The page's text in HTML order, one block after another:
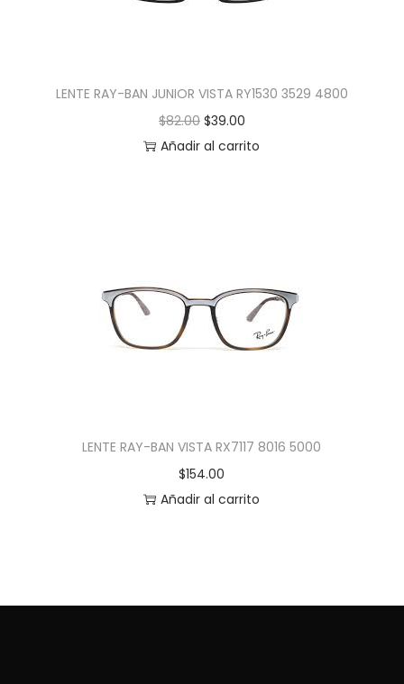
LENTE RAY-BAN JUNIOR VISTA RY1530 3529 4800
$82.00 $39.00
Añadir al carrito
LENTE RAY-BAN VISTA RX7117 8016 5000
$154.00
Añadir al carrito